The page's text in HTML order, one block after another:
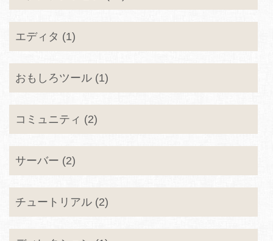
エディタ (1)
おもしろツール (1)
コミュニティ (2)
サーバー (2)
チュートリアル (2)